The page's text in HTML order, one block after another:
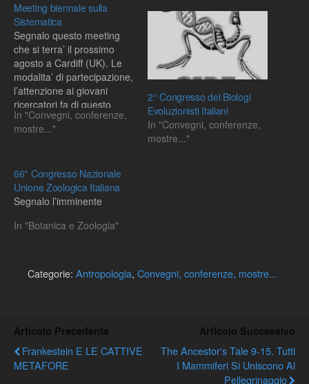
Meeting biennale sulla
Sistematica
Segnalo questo meeting
che si terra’ il prossimo
agosto a Cardiff (UK). Le
modalita’ di partecipazione,
l’attenzione ai giovani
ricercatori fa di questo
appuntamento un evento
simbolo di quello che
congresso scientifico che si
rispetti!!!!!!!
In "Convegni, conferenze,
mostre..."
2° Congresso dei Biologi
Evoluzionisti Italiani
In "Convegni, conferenze,
mostre..."
66° Congresso Nazionale
Unione Zoologica Italiana
Segnalo l’imminente
In "Botanica e Zoologia"
Categorie: Antropologia, Convegni, conferenze, mostre...
Articolo Precedente
Frankestein E LE CATTIVE
METAFORE
Articolo Successivo
The Ancestor's Tale 9-15. Tutti
I Mammiferi Si Uniscono Al
Pellegrinaggio